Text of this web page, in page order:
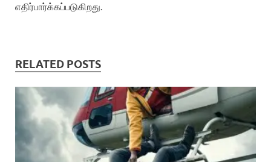
எதிர்பார்க்கப்படுகிறது.
RELATED POSTS